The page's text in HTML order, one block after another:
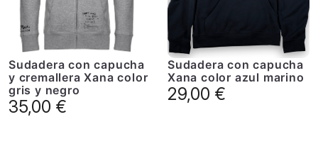
Sudadera con capucha
y cremallera Xana color
gris y negro
35,00 €
Sudadera con capucha
Xana color azul marino
29,00 €